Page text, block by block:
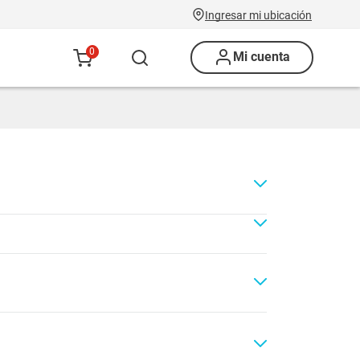
Ingresar mi ubicación
0 Mi cuenta